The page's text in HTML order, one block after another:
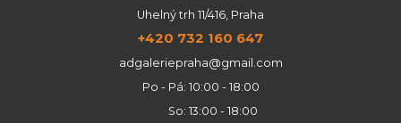
Uhelný trh 11/416, Praha
+420 732 160 647
adgaleriepraha@gmail.com
Po - Pá: 10:00 - 18:00
So: 13:00 - 18:00